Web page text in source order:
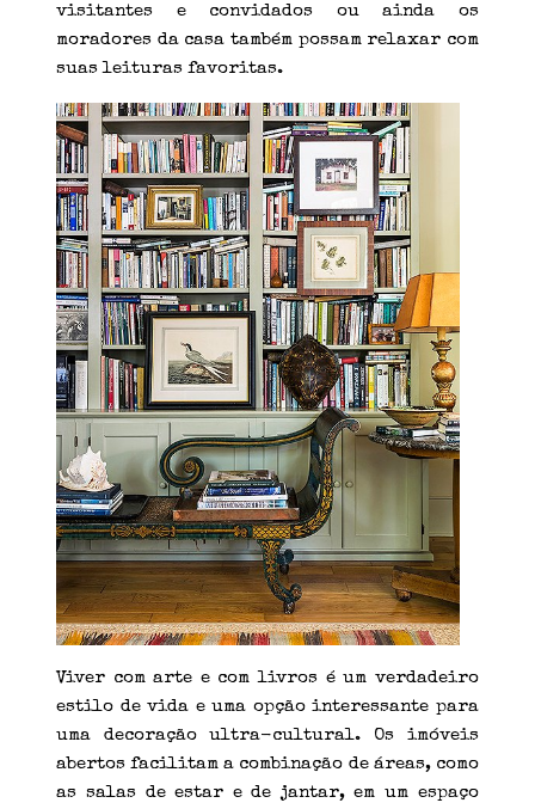
visitantes e convidados ou ainda os
moradores da casa também possam relaxar com
suas leituras favoritas.
Viver com arte e com livros é um verdadeiro
estilo de vida e uma opção interessante para
uma decoração ultra-cultural. Os imóveis
abertos facilitam a combinação de áreas, como
as salas de estar e de jantar, em um espaço